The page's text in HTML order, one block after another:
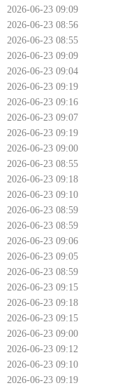
2026-06-23 09:09
2026-06-23 08:56
2026-06-23 08:55
2026-06-23 09:09
2026-06-23 09:04
2026-06-23 09:19
2026-06-23 09:16
2026-06-23 09:07
2026-06-23 09:19
2026-06-23 09:00
2026-06-23 08:55
2026-06-23 09:18
2026-06-23 09:10
2026-06-23 08:59
2026-06-23 08:59
2026-06-23 09:06
2026-06-23 09:05
2026-06-23 08:59
2026-06-23 09:15
2026-06-23 09:18
2026-06-23 09:15
2026-06-23 09:00
2026-06-23 09:12
2026-06-23 09:10
2026-06-23 09:19